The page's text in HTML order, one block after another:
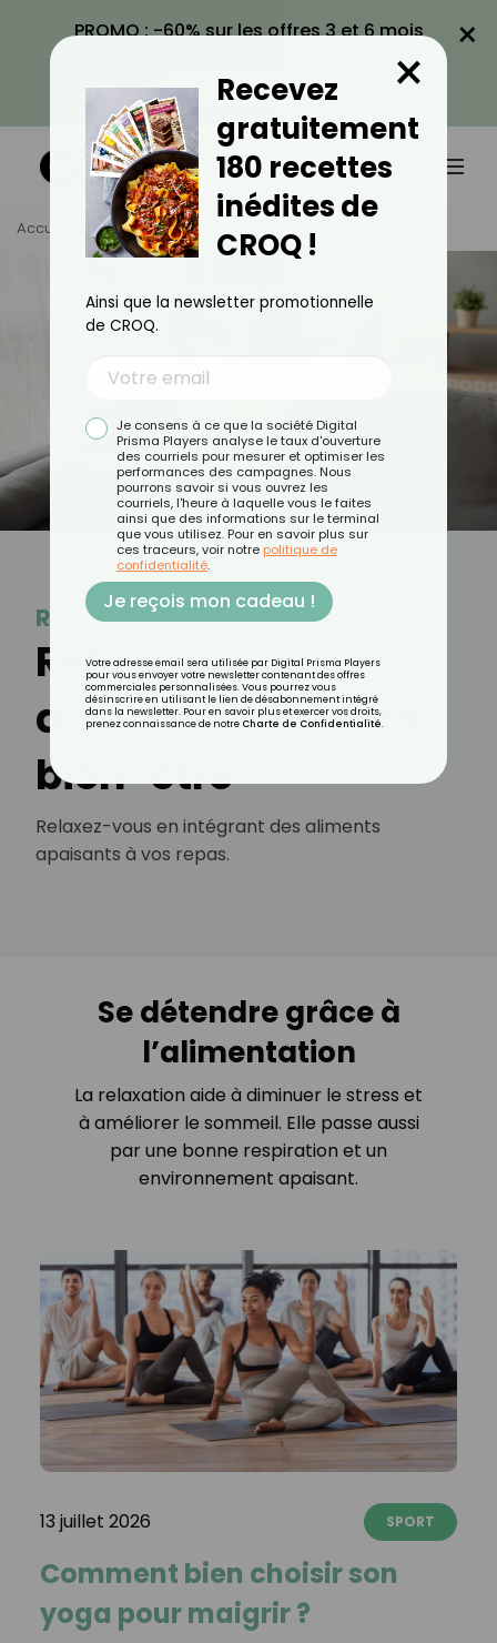
PROMO : -60% sur les offres 3 et 6 mois
VOIR LA PROMO
×
Accueil Tag Relaxation
Relaxation
Relaxation et
alimentation : duo
bien-être
Relaxez-vous en intégrant des aliments
apaisants à vos repas.
Se détendre grâce à
l’alimentation
La relaxation aide à diminuer le stress et
à améliorer le sommeil. Elle passe aussi
par une bonne respiration et un
environnement apaisant.
13 juillet 2026 SPORT
Comment bien choisir son
yoga pour maigrir ?
Recevez
gratuitement
180 recettes
inédites de
CROQ !
×
Ainsi que la newsletter promotionnelle
de CROQ.
Je consens à ce que la société Digital
Prisma Players analyse le taux d'ouverture
des courriels pour mesurer et optimiser les
performances des campagnes. Nous
pourrons savoir si vous ouvrez les
courriels, l'heure à laquelle vous le faites
ainsi que des informations sur le terminal
que vous utilisez. Pour en savoir plus sur
ces traceurs, voir notre politique de
confidentialité.
Je reçois mon cadeau !
Votre adresse email sera utilisée par Digital Prisma Players
pour vous envoyer votre newsletter contenant des offres
commerciales personnalisées. Vous pourrez vous
désinscrire en utilisant le lien de désabonnement intégré
dans la newsletter. Pour en savoir plus et exercer vos droits,
prenez connaissance de notre Charte de Confidentialité.